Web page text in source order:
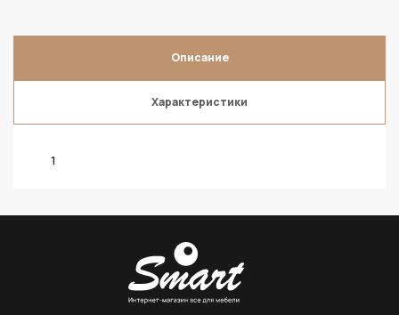
Описание
Характеристики
1